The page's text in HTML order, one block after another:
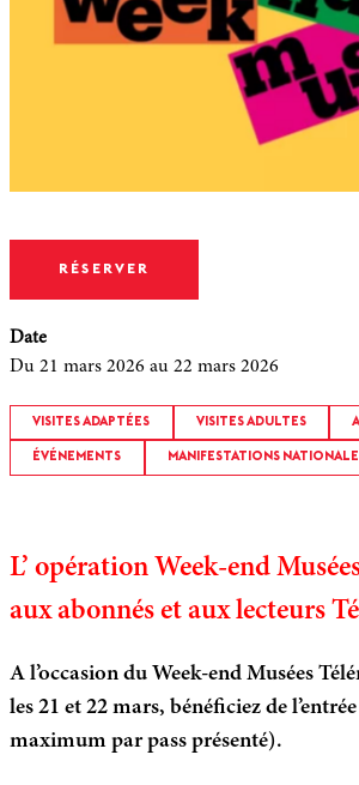
RÉSERVER
Date
Du 21 mars 2026 au 22 mars 2026
VISITES ADAPTÉES VISITES ADULTES
ÉVÉNEMENTS MANIFESTATIONS
L’ opération Week-end
aux abonnés et aux lecteurs
A l’occasion du Week-end Musées
les 21 et 22 mars, bénéficiez de
maximum par pass présenté).